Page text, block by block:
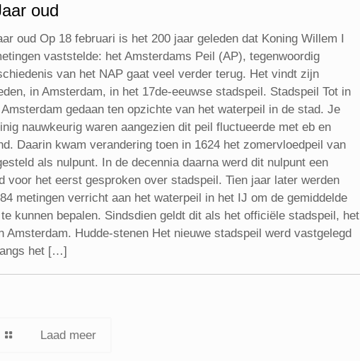
oud
oud Op 18 februari is het 200 jaar geleden dat Koning Willem I
vaststelde: het Amsterdams Peil (AP), tegenwoordig
van het NAP gaat veel verder terug. Het vindt zijn
in Amsterdam, in het 17de-eeuwse stadspeil. Stadspeil Tot in
gedaan ten opzichte van het waterpeil in de stad. Je
nauwkeurig waren aangezien dit peil fluctueerde met eb en
Daarin kwam verandering toen in 1624 het zomervloedpeil van
als nulpunt. In de decennia daarna werd dit nulpunt een
voor het eerst gesproken over stadspeil. Tien jaar later werden
metingen verricht aan het waterpeil in het IJ om de gemiddelde
kunnen bepalen. Sindsdien geldt dit als het officiële stadspeil, het
Hudde-stenen Het nieuwe stadspeil werd vastgelegd
het […]
Laad meer